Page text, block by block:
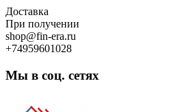
Skip
to
content
Доставка
При получении
shop@fin-era.ru
+74959601028
Мы в соц. сетях